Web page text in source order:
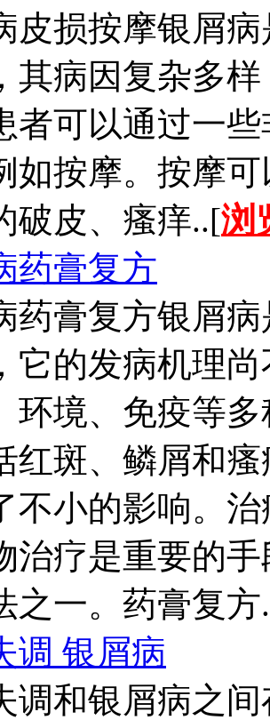
皮损按摩银屑
其病因复杂多
者可以通过一
如按摩。按摩
破皮、瘙痒..[浏
药膏复方
药膏复方银屑
它的发病机理
环境、免疫等
红斑、鳞屑和
不小的影响。
治疗是重要的
之一。药膏复方
调 银屑病
调和银屑病之